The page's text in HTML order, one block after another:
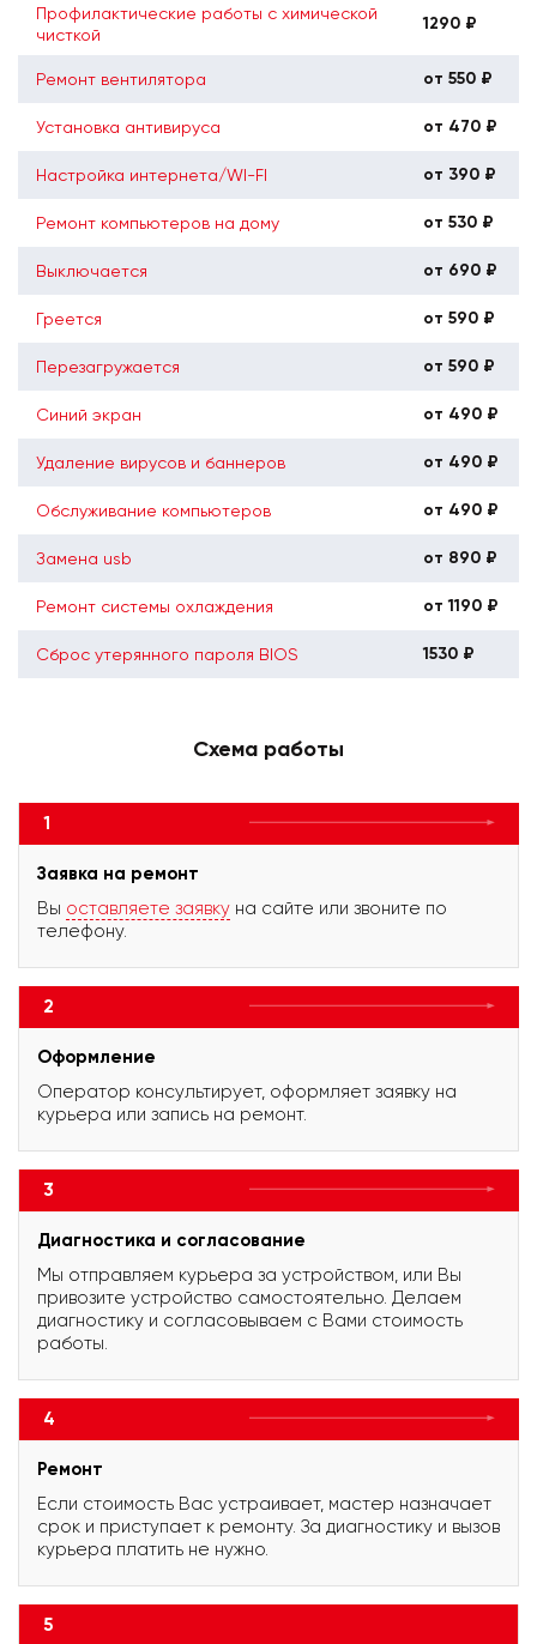
Профилактические работы с химической
чисткой
1290 ₽
Ремонт вентилятора от 550 ₽
Установка антивируса от 470 ₽
Настройка интернета/WI-FI от 390 ₽
Ремонт компьютеров на дому от 530 ₽
Выключается от 690 ₽
Греется от 590 ₽
Перезагружается от 590 ₽
Синий экран от 490 ₽
Удаление вирусов и баннеров от 490 ₽
Обслуживание компьютеров от 490 ₽
Замена usb от 890 ₽
Ремонт системы охлаждения от 1190 ₽
Сброс утерянного пароля BIOS 1530 ₽
Схема работы
1
Заявка на ремонт
Вы оставляете заявку на сайте или звоните по
телефону.
2
Оформление
Оператор консультирует, оформляет заявку на
курьера или запись на ремонт.
3
Диагностика и согласование
Мы отправляем курьера за устройством, или Вы
привозите устройство самостоятельно. Делаем
диагностику и согласовываем с Вами стоимость
работы.
4
Ремонт
Если стоимость Вас устраивает, мастер назначает
срок и приступает к ремонту. За диагностику и вызов
курьера платить не нужно.
5